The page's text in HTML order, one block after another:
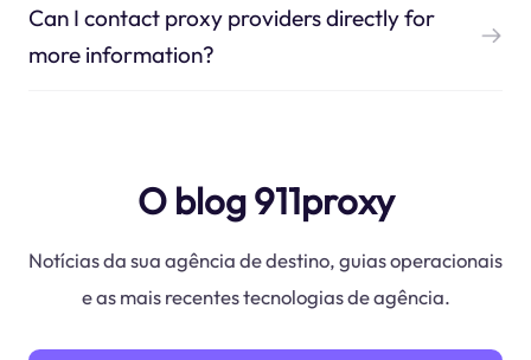
Can I contact proxy providers directly for
more information?
O blog 911proxy
Notícias da sua agência de destino, guias operacionais
e as mais recentes tecnologias de agência.